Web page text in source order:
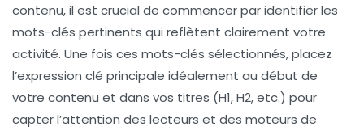
contenu, il est crucial de commencer par identifier les
mots-clés pertinents qui reflètent clairement votre
activité. Une fois ces mots-clés sélectionnés, placez
l’expression clé principale idéalement au début de
votre contenu et dans vos titres (H1,H2, etc.) pour
capter l’attention des lecteurs et des moteurs de